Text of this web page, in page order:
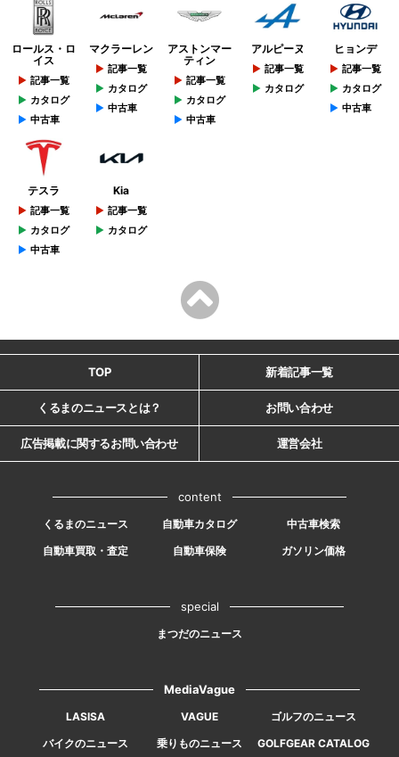
ロールス・ロ
イス
記事一覧
カタログ
中古車
マクラーレン
記事一覧
カタログ
中古車
アストンマー
ティン
記事一覧
カタログ
中古車
アルピーヌ
記事一覧
カタログ
ヒョンデ
記事一覧
カタログ
中古車
テスラ
記事一覧
カタログ
中古車
Kia
記事一覧
カタログ
TOP 新着記事一覧
くるまのニュースとは？ お問い合わせ
広告掲載に関するお問い合わせ 運営会社
content
くるまのニュース 自動車カタログ
中古車検索
自動車買取・査定
自動車保険 ガソリン価格
special
まつだのニュース
MediaVague
LASISA VAGUE
ゴルフのニュース
バイクのニュース
乗りものニュース GOLFGEAR CATALOG